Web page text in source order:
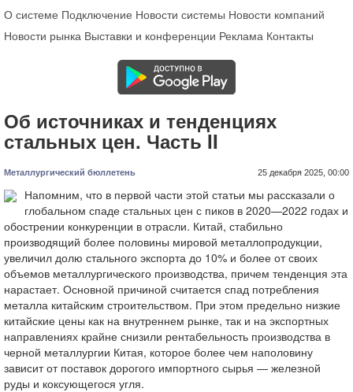
О системе Подключение Новости системы Новости компаний
Новости рынка Выставки и конференции Реклама Контакты
Об источниках и тенденциях
стальных цен. Часть II
Металлургический бюллетень 25 декабря 2025, 00:00
Напомним, что в первой части этой статьи мы рассказали о
глобальном спаде стальных цен с пиков в 2020—2022 годах и
обострении конкуренции в отрасли. Китай, стабильно
производящий более половины мировой металлопродукции,
увеличил долю стального экспорта до 10% и более от своих
объемов металлургического производства, причем тенденция эта
нарастает. Основной причиной считается спад потребления
металла китайским строительством. При этом предельно низкие
китайские цены как на внутреннем рынке, так и на экспортных
направлениях крайне снизили рентабельность производства в
черной металлургии Китая, которое более чем наполовину
зависит от поставок дорогого импортного сырья — железной
руды и коксующегося угля.